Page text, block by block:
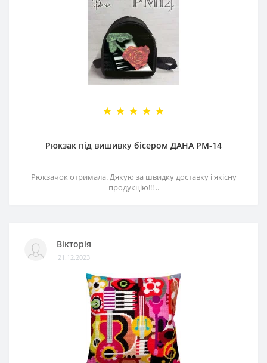
Рюкзак під вишивку бісером ДАНА РМ-14
Рюкзачок отримала. Дякую за швидку доставку і якісну
продукцію!!! ..
Вікторія
21.12.2023